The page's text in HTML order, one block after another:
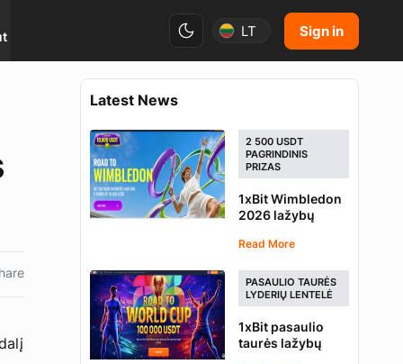
LT Sign in
Latest News
2 500 USDT
PAGRINDINIS
PRIZAS
1xBit Wimbledon
2026 lažybų
laimėkite dalį 10
Read More
PASAULIO TAURĖS
LYDERIŲ LENTELĖ
1xBit pasaulio
taurės lažybų